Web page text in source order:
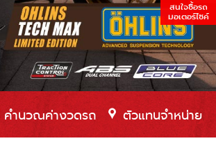
คำนวณค่างวดรถ ตัวแทนจำหน่าย
สนใจซื้อรถ
มอเตอร์ไซค์